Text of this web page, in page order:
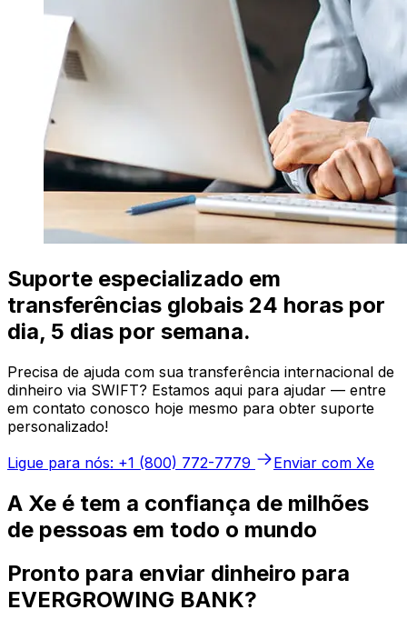
Suporte especializado em
transferências globais 24 horas por
dia, 5 dias por semana.
Precisa de ajuda com sua transferência internacional de
dinheiro via SWIFT? Estamos aqui para ajudar — entre
em contato conosco hoje mesmo para obter suporte
personalizado!
Ligue para nós: +1 (800) 772-7779
Enviar com Xe
A Xe é tem a confiança de milhões
de pessoas em todo o mundo
Pronto para enviar dinheiro para
EVERGROWING BANK?